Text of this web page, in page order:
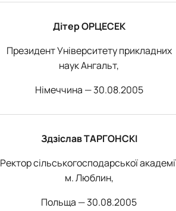
Дітер ОРЦЕСЕК
Президент Університету прикладних
наук Ангальт,
Німеччина — 30.08.2005
Здзіслав ТАРГОНСКІ
Ректор сільськогосподарської
м. Люблин,
Польща — 30.08.2005